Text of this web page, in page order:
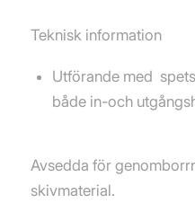
Teknisk information
Utförande med
både in-och
Avsedda för
skivmaterial.